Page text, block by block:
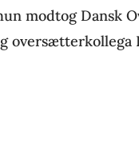
modtog Dansk